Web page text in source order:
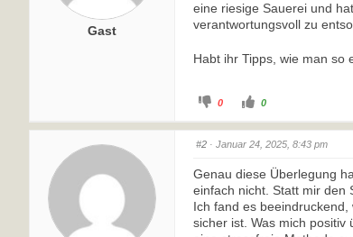
Gast
eine riesige Sauerei und
verantwortungsvoll zu
Habt ihr Tipps, wie man so
0 0
#2 · Januar 24, 2025, 8:43 pm
Genau diese Überlegung
einfach nicht. Statt mir den
Ich fand es
sicher ist. Was mich